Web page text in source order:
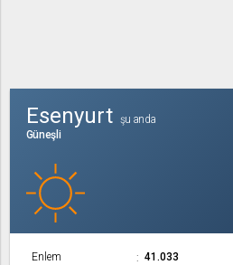
Esenyurt
şu anda
Güneşli
Enlem
41.033